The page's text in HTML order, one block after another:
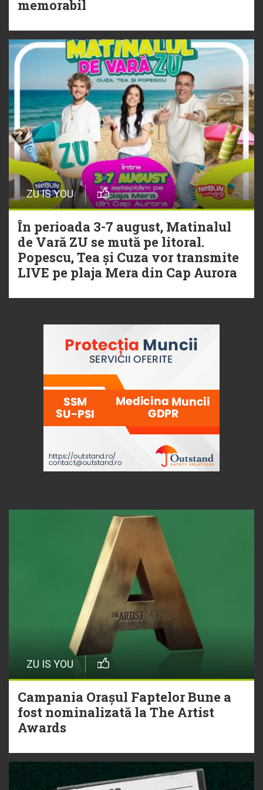
memorabil
ZU IS YOU
În perioada 3-7 august, Matinalul
de Vară ZU se mută pe litoral.
Popescu, Tea și Cuza vor transmite
LIVE pe plaja Mera din Cap Aurora
ZU IS YOU
Campania Orașul Faptelor Bune a
fost nominalizată la The Artist
Awards